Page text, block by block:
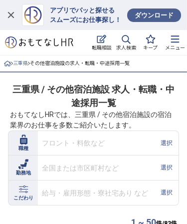
アプリでパッと探せる
スムーズにお仕事探し！
ダウンロード
転職相談 求人検索 キープ メニュー
ログイン
求人・施設を探す
就職・転職 合同説明会
おもてなしHRについて
ご利用の流れ
よくある質問
ホテル・宿泊業界情報コラム
三重県 その他宿泊施設の求人・転職・中途採用一覧
三重県 / その他宿泊施設 求人・転職・中
途採用一覧
おもてなしHRでは、三重県 / その他宿泊施設の宿泊
業界のお仕事を多数ご紹介いたします。
職種
フロント・料飲など 選択
勤務地
全国または市区町村など 選択
こだわり
給与・雇用形態・寮社宅あり など 選択